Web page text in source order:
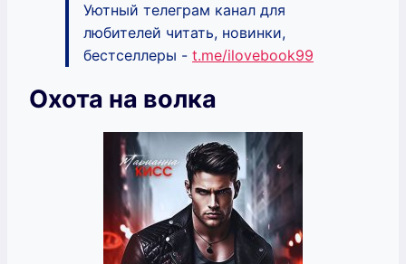
Уютный телеграм канал для
любителей читать, новинки,
бестселлеры - t.me/ilovebook99
Охота на волка